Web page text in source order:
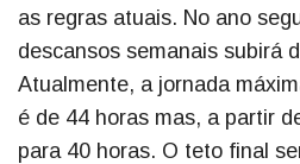
as regras atuais. No ano
descansos semanais subirá
Atualmente, a jornada
é de 44 horas mas, a partir
para 40 horas. O teto final